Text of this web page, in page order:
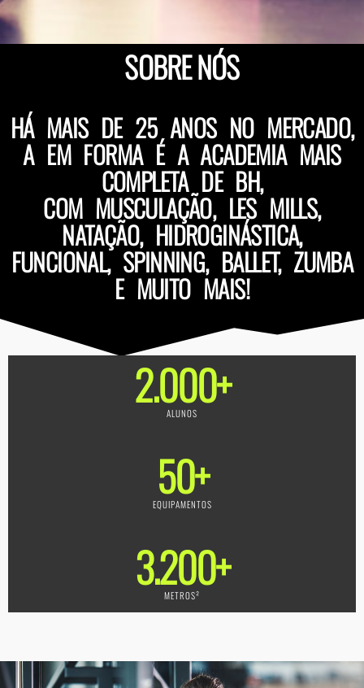
SOBRE NÓS
HÁ MAIS DE 25 ANOS NO MERCADO,
A EM FORMA É A ACADEMIA MAIS
COMPLETA DE BH,
COM MUSCULAÇÃO, LES MILLS,
NATAÇÃO, HIDROGINÁSTICA,
FUNCIONAL, SPINNING, BALLET, ZUMBA
E MUITO MAIS!
ALUNOS
2.000+
EQUIPAMENTOS
50+
METROS²
3.200+